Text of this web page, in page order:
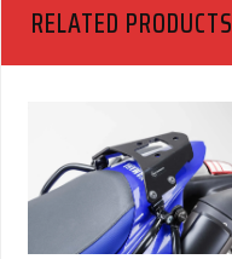
RELATED PRODUCTS